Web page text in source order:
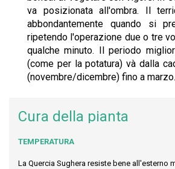
va posizionata all'ombra. Il
abbondantemente quando si
ripetendo l'operazione due o tre
qualche minuto. Il periodo
(come per la potatura) và dalla
(novembre/dicembre) fino a marzo.
Cura della pianta
TEMPERATURA
La Quercia Sughera resiste bene